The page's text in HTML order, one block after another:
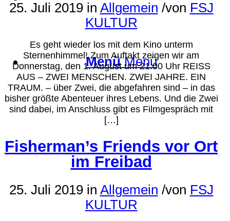
Menü Menü
25. Juli 2019 in Allgemein /von FSJ
KULTUR
Es geht wieder los mit dem Kino unterm
Sternenhimmel! Zum Auftakt zeigen wir am
Donnerstag, den 1. August um 21:00 Uhr REISS
AUS – ZWEI MENSCHEN. ZWEI JAHRE. EIN
TRAUM. – über Zwei, die abgefahren sind – in das
bisher größte Abenteuer ihres Lebens. Und die Zwei
sind dabei, im Anschluss gibt es Filmgespräch mit
[…]
Fisherman’s Friends vor Ort
im Freibad
25. Juli 2019 in Allgemein /von FSJ
KULTUR